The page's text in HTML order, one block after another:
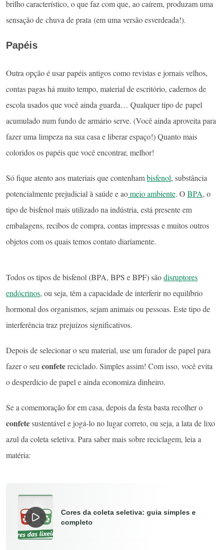
brilho característico, o que faz com que, ao caírem, produzam uma
sensação de chuva de prata (em uma versão esverdeada!).
Papéis
Outra opção é usar papéis antigos como revistas e jornais velhos,
contas pagas há muito tempo, material de escritório, cadernos de
escola usados que você ainda guarda… Qualquer tipo de papel
acumulado num fundo de armário serve. (Você ainda aproveita para
fazer uma limpeza na sua casa e liberar espaço!) Quanto mais
coloridos os papéis que você encontrar, melhor!
Só fique atento aos materiais que contenhambisfenol, substância
potencialmente prejudicial à saúde e aomeio ambiente. O BPA, o
tipo de bisfenol mais utilizado na indústria, está presente em
embalagens, recibos de compra, contas impressas e muitos outros
objetos com os quais temos contato diariamente.
Todos os tipos de bisfenol (BPA, BPS e BPF) sãodisruptores
endócrinos, ou seja, têm a capacidade de interferir no equilíbrio
hormonal dos organismos, sejam animais ou pessoas. Este tipo de
interferência traz prejuízos significativos.
Depois de selecionar o seu material, use um furador de papel para
fazer o seu confetereciclado. Simples assim! Com isso, você evita
o desperdício de papel e ainda economiza dinheiro.
Se a comemoração for em casa, depois da festa basta recolher o
confetesustentávele jogá-lo no lugar correto, ou seja, a lata de lixo
azuldacoleta seletiva. Para saber mais sobrereciclagem, leia a
matéria:
Cores da coleta seletiva: guia simples e
completo